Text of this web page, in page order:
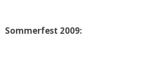
Sommerfest 2009: